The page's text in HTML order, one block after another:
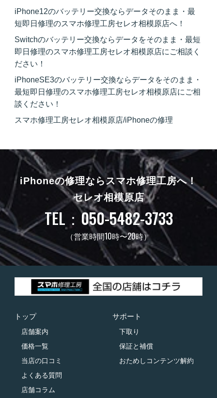
iPhone12のバッテリー交換ならデータそのまま・最
短即日修理のスマホ修理工房セレオ相模原店へ！
Switchのバッテリー交換ならデータをそのまま・最短
即日修理のスマホ修理工房セレオ相模原店にご相談く
ださい！
iPhoneSE3のバッテリー交換ならデータをそのまま・
最短即日修理のスマホ修理工房セレオ相模原店にご相
談ください！
スマホ修理工房セレオ相模原店/iPhoneの修理
iPhoneの修理ならスマホ修理工房へ！
セレオ相模原店
TEL：050-5482-3733
（営業時間10時〜20時）
トップ
店舗案内
価格一覧
当店の口コミ
よくある質問
店舗コラム
サポート
下取り
保証と補償
おためしコンテンツ解約